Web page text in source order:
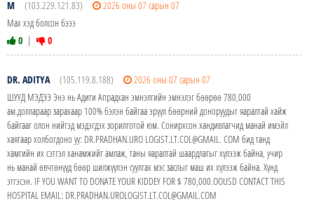
М (103.229.121.83)
2026 оны 07 сарын 07
Мах хэд болсон бэээ
0 | 0
DR. ADITYA (105.119.8.188)
2026 оны 07 сарын 07
ШУУД МЭДЭЭ Энэ нь Адити Апрадхан эмнэлгийн эмнэлэг бөөрөө 780,000
ам.доллараар зарахаар 100% бэлэн байгаа эрүүл бөөрний доноруудыг яаралтай хайж
байгааг олон нийтэд мэдэгдэх зорилготой юм. Сонирхсон хандивлагчид манай имэйл
хаягаар холбогдоно уу: DR.PRADHAN.URO LOGIST.LT.COL@GMAIL. COM бид танд
хамгийн их сэтгэл ханамжийг амлаж, таны яаралтай шаардлагыг хүлээж байна, учир
нь манай өвчтөнүүд бөөр шилжүүлэн суулгах мэс заслыг маш их хүлээж байна. Хүнд
этгэсэн. IF YOU WANT TO DONATE YOUR KIDDEY FOR $ 780,000.OOUSD CONTACT THIS
HOSPITAL EMAIL: DR.PRADHAN.UROLOGIST.LT.COL@GMAIL.COM